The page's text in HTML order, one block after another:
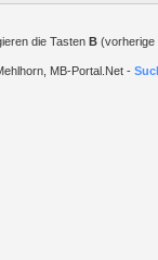
die Tasten B (vorherige
MB-Portal.Net -